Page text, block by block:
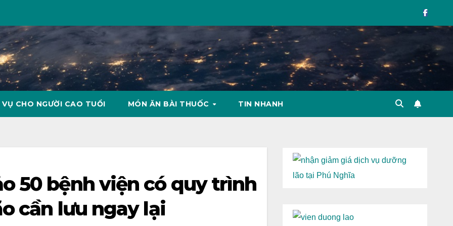
VỤ CHO NGƯỜI CAO TUỔI MÓN ĂN BÀI THUỐC TIN NHANH
50 bệnh viện có quy trình
cần lưu ngay lại